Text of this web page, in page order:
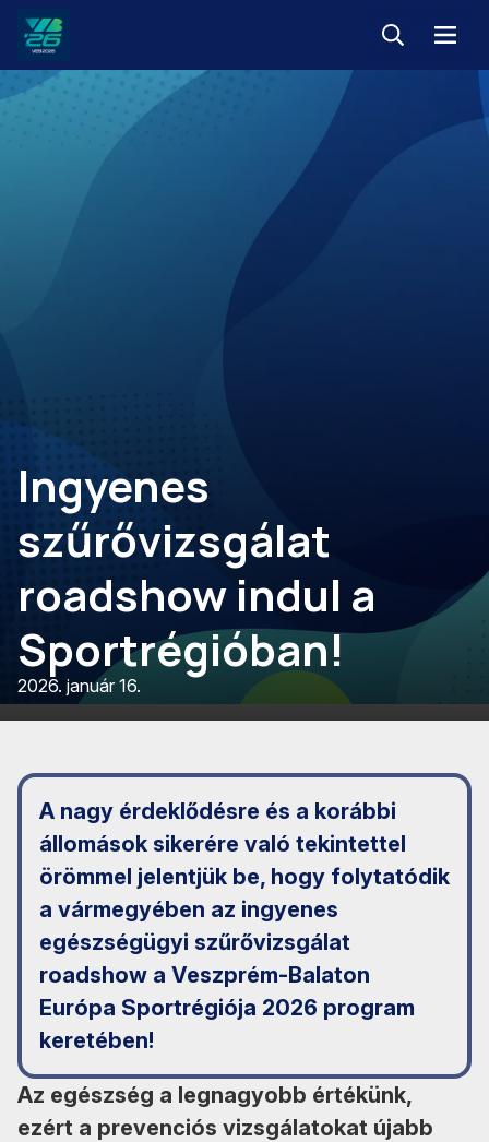
Veszprém-
Balaton
Sportrégiója
Keresés Menü
Ingyenes
szűrővizsgálat
roadshow indul a
Sportrégióban!
2026. január 16.
A nagy érdeklődésre és a korábbi
állomások sikerére való tekintettel
örömmel jelentjük be, hogy folytatódik
a vármegyében az ingyenes
egészségügyi szűrővizsgálat
roadshow a Veszprém-Balaton
Európa Sportrégiója 2026 program
keretében!
Az egészség a legnagyobb értékünk,
ezért a prevenciós vizsgálatokat újabb